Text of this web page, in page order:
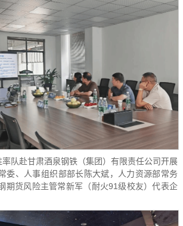
队赴甘肃酒泉钢铁（集团）有限责任公司开展
委、人事组织部部长陈大斌，人力资源部常务
期货风险主管常新军（耐火91级校友）代表企